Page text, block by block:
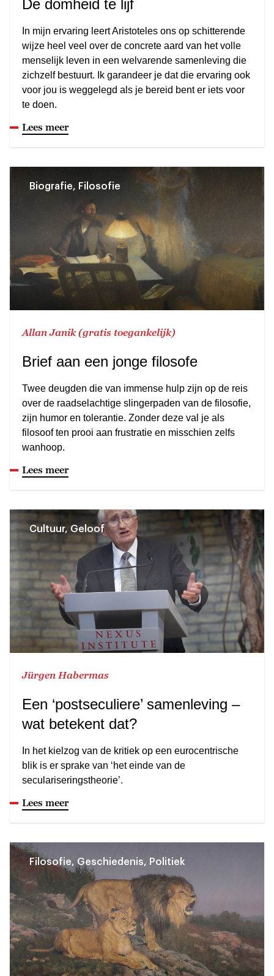
De domheid te lijf
In mijn ervaring leert Aristoteles ons op schitterende
wijze heel veel over de concrete aard van het volle
menselijk leven in een welvarende samenleving die
zichzelf bestuurt. Ik garandeer je dat die ervaring ook
voor jou is weggelegd als je bereid bent er iets voor
te doen.
Lees meer
Biografie, Filosofie
Allan Janik (gratis toegankelijk)
Brief aan een jonge filosofe
Twee deugden die van immense hulp zijn op de reis
over de raadselachtige slingerpaden van de filosofie,
zijn humor en tolerantie. Zonder deze val je als
filosoof ten prooi aan frustratie en misschien zelfs
wanhoop.
Lees meer
Cultuur, Geloof
Jürgen Habermas
Een ‘postseculiere’ samenleving –
wat betekent dat?
In het kielzog van de kritiek op een eurocentrische
blik is er sprake van ‘het einde van de
seculariseringstheorie’.
Lees meer
Filosofie, Geschiedenis, Politiek